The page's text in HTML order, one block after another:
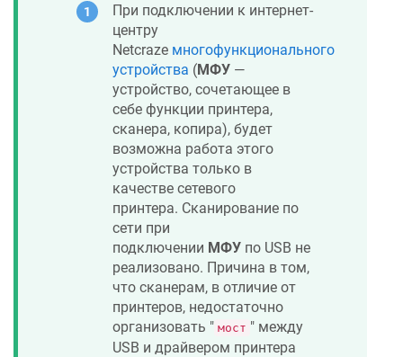
При подключении к интернет-
центру
Netcraze многофункционального
устройства (МФУ —
устройство, сочетающее в
себе функции принтера,
сканера, копира), будет
возможна работа этого
устройства только в
качестве сетевого
принтера. Сканирование по
сети при
подключении МФУ по USB не
реализовано. Причина в том,
что сканерам, в отличие от
принтеров, недостаточно
организовать " мост " между
USB и драйвером принтера